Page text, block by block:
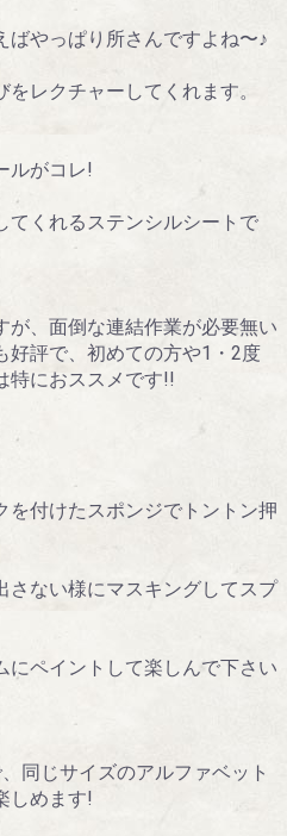
ばやっぱり所さんですよね〜♪
レクチャーしてくれます。
ルがコレ!
てくれるステンシルシートで
が、面倒な連結作業が必要無い
好評で、初めての方や1・2度
特におススメです!!
を付けたスポンジでトントン押
さない様にマスキングしてスプ
にペイントして楽しんで下さい
同じサイズのアルファベット
しめます!